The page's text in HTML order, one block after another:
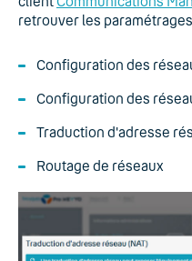
retrouver les
Configuration des
Configuration des
Traduction d'adresse
Routage de réseaux